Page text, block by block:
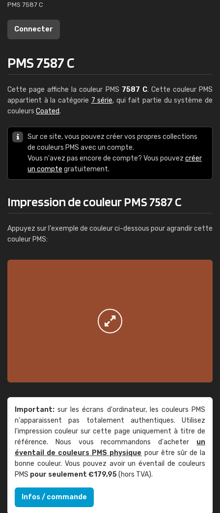
PMS 7587 C
Connecter
PMS 7587 C
Cette page affiche la couleur PMS 7587 C. Cette couleur PMS
appartient à la catégorie 7 série, qui fait partie du système de
couleurs Coated.
Sur ce site, vous pouvez créer vos propres collections
de couleurs PMS avec un compte.
Vous n'avez pas encore de compte? Vous pouvez créer
un compte gratuitement.
Impression de couleur PMS 7587 C
Appuyez sur l'exemple de couleur ci-dessous pour agrandir cette
couleur PMS:
Important: sur les écrans d'ordinateur, les couleurs PMS
n'apparaissent pas totalement authentiques. Utilisez
l'impression couleur sur cette page uniquement à titre de
référence. Nous vous recommandons d'acheter un
éventail de couleurs PMS physique pour être sûr de la
bonne couleur. Vous pouvez avoir un éventail de couleurs
PMS pour seulement €179,95(hors TVA).
Infos / commande